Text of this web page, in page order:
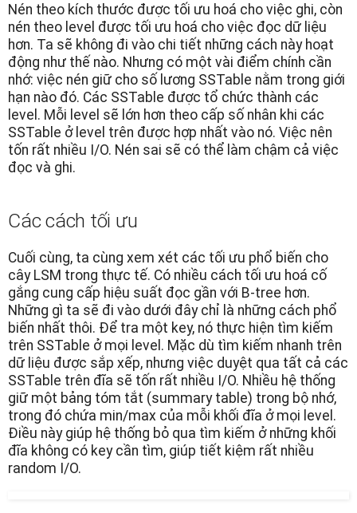
Nén theo kích thước được tối ưu hoá cho việc ghi, còn
nén theo level được tối ưu hoá cho việc đọc dữ liệu
hơn. Ta sẽ không đi vào chi tiết những cách này hoạt
động như thế nào. Nhưng có một vài điểm chính cần
nhớ: việc nén giữ cho số lương SSTable nằm trong giới
hạn nào đó. Các SSTable được tổ chức thành các
level. Mỗi level sẽ lớn hơn theo cấp số nhân khi các
SSTable ở level trên được hợp nhất vào nó. Việc nên
tốn rất nhiều I/O. Nén sai sẽ có thể làm chậm cả việc
đọc và ghi.
Các cách tối ưu
Cuối cùng, ta cùng xem xét các tối ưu phổ biến cho
cây LSM trong thực tế. Có nhiều cách tối ưu hoá cố
gắng cung cấp hiệu suất đọc gần với B-tree hơn.
Những gì ta sẽ đi vào dưới đây chỉ là những cách phổ
biến nhất thôi. Để tra một key, nó thực hiện tìm kiếm
trên SSTable ở mọi level. Mặc dù tìm kiếm nhanh trên
dữ liệu được sắp xếp, nhưng việc duyệt qua tất cả các
SSTable trên đĩa sẽ tốn rất nhiều I/O. Nhiều hệ thống
giữ một bảng tóm tắt (summary table) trong bộ nhớ,
trong đó chứa min/max của mỗi khối đĩa ở mọi level.
Điều này giúp hệ thống bỏ qua tìm kiếm ở những khối
đĩa không có key cần tìm, giúp tiết kiệm rất nhiều
random I/O.